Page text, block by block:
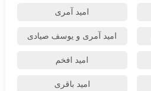
امید آمری
امید آمری و یوسف صیادی
امید افخم
امید باقری